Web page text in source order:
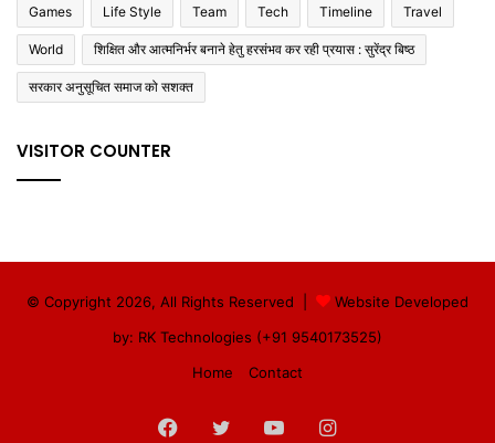
Games Life Style Team Tech Timeline Travel
World शिक्षित और आत्मनिर्भर बनाने हेतु हरसंभव कर रही प्रयास : सुरेंद्र बिष्ठ
सरकार अनुसूचित समाज को सशक्त
VISITOR COUNTER
© Copyright 2026, All Rights Reserved |
Website Developed
by: RK Technologies (+91 9540173525)
Home
Contact
Facebook
TwitterYouTubeInstagram